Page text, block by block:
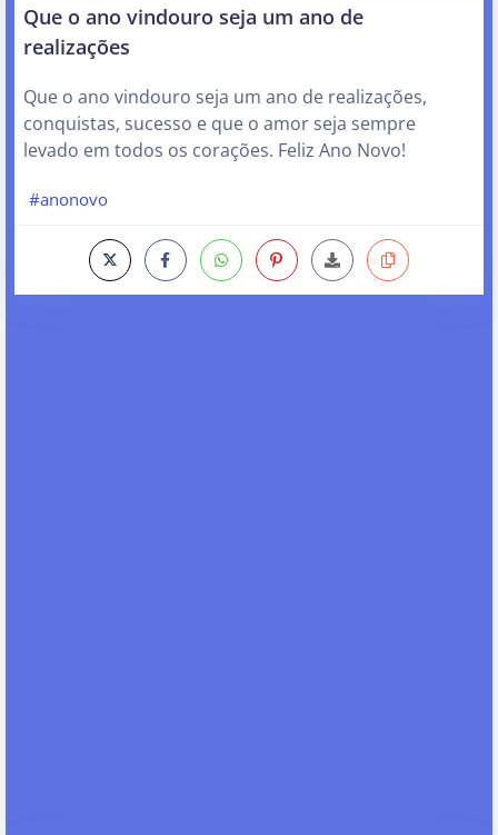
Que o ano vindouro seja um ano de
realizações
Que o ano vindouro seja um ano de realizações,
conquistas, sucesso e que o amor seja sempre
levado em todos os corações. Feliz Ano Novo!
#anonovo